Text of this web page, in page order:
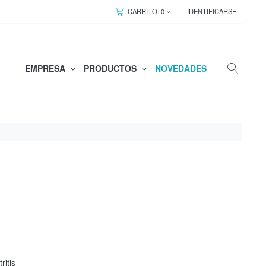
CARRITO:0 IDENTIFICARSE
EMPRESA PRODUCTOS NOVEDADES